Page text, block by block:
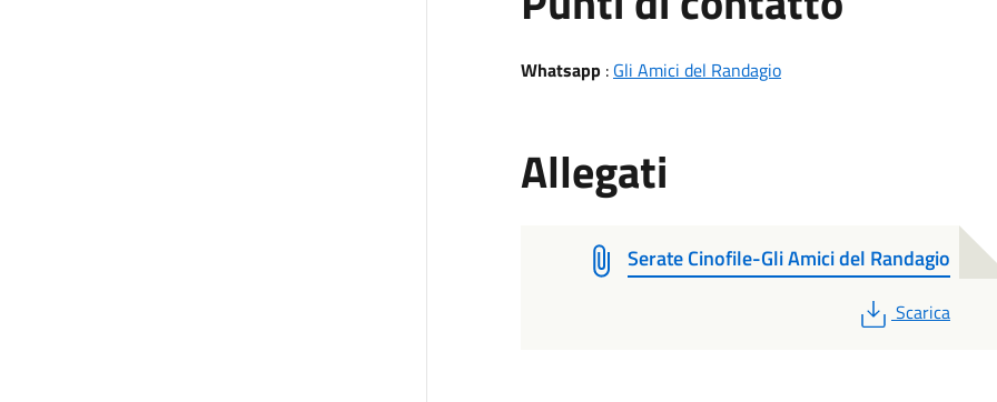
Whatsapp : Gli Amici del Randagio
Allegati
Serate Cinofile-Gli Amici del Randagio
PDF
Scarica